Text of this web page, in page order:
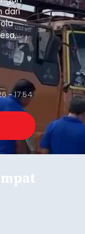
dari
- 17:54